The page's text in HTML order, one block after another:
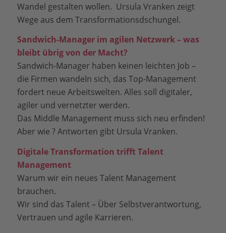
Wandel gestalten wollen. Ursula Vranken zeigt
Wege aus dem Transformationsdschungel.
Sandwich-Manager im agilen Netzwerk – was
bleibt übrig von der Macht?
Sandwich-Manager haben keinen leichten Job –
die Firmen wandeln sich, das Top-Management
fordert neue Arbeitswelten. Alles soll digitaler,
agiler und vernetzter werden.
Das Middle Management muss sich neu erfinden!
Aber wie ? Antworten gibt Ursula Vranken.
Digitale Transformation trifft Talent
Management
Warum wir ein neues Talent Management
brauchen.
Wir sind das Talent – Über Selbstverantwortung,
Vertrauen und agile Karrieren.